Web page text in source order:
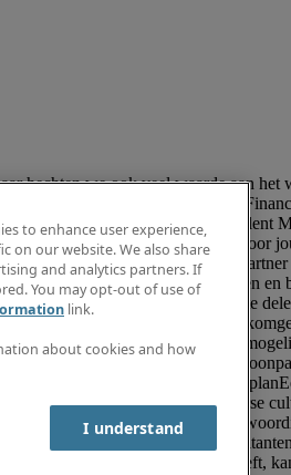
to enhance user experience,
on our website. We also share
and analytics partners. If
You may opt-out of use of
link.
about cookies and how
I understand